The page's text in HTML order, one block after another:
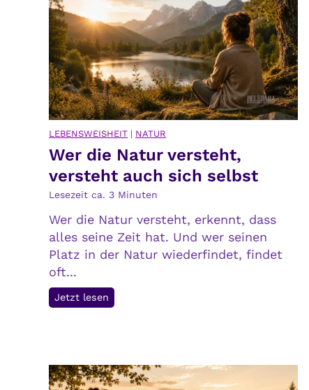
r
B
e
q
u
e
m
l
i
c
k
e
i
ä
h
LEBENSWEISHEIT | NATUR
Wer die Natur versteht,
versteht auch sich selbst
Lesezeit ca. 3 Minuten
Wer die Natur versteht, erkennt, dass
alles seine Zeit hat. Und wer seinen
Platz in der Natur wiederfindet, findet
oft...
Jetzt lesen
i
e